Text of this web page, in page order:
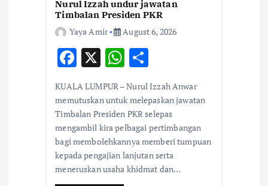
Nurul Izzah undur jawatan
Timbalan Presiden PKR
Yaya Amir
August 6, 2026
F
ac
e
b
o
o
k
X W
h
at
s
A
p
p
h
ar
e
KUALA LUMPUR – Nurul Izzah Anwar
memutuskan untuk melepaskan jawatan
Timbalan Presiden PKR selepas
mengambil kira pelbagai pertimbangan
bagi membolehkannya memberi tumpuan
kepada pengajian lanjutan serta
meneruskan usaha khidmat dan…